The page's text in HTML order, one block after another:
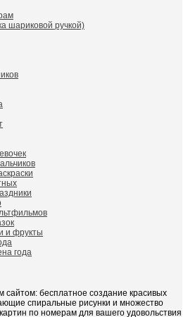
шариковой ручкой)
и фрукты
года
сайтом: бесплатное создание красивых
спиральные рисунки и множество
по номерам для вашего удовольствия